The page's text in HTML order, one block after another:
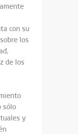
con su
los
de los
sólo
y